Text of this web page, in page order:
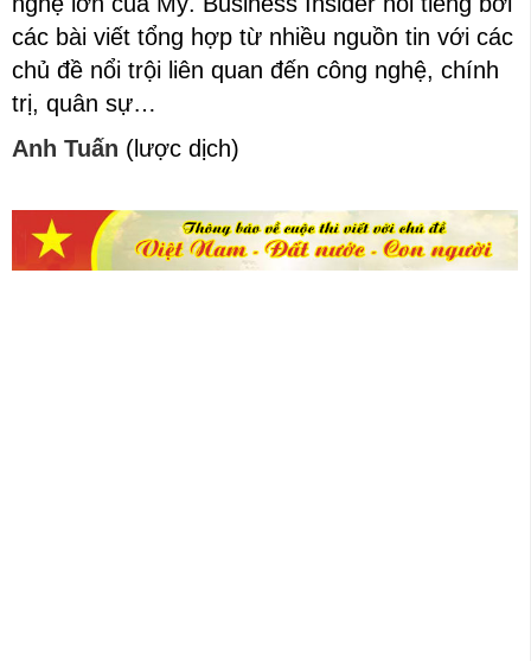
các bài viết tổng hợp từ nhiều nguồn tin với các
chủ đề nổi trội liên quan đến công nghệ, chính
trị, quân sự…
Anh Tuấn (lược dịch)